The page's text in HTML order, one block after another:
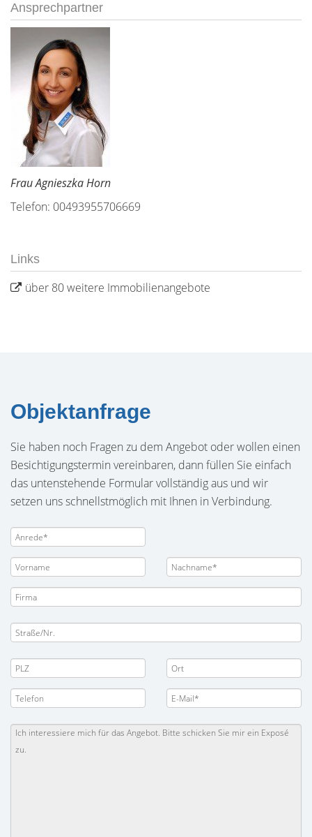
Ansprechpartner
Frau Agnieszka Horn
Telefon: 00493955706669
Links
über 80 weitere Immobilienangebote
Objektanfrage
Sie haben noch Fragen zu dem Angebot oder wollen einen
Besichtigungstermin vereinbaren, dann füllen Sie einfach
das untenstehende Formular vollständig aus und wir
setzen uns schnellstmöglich mit Ihnen in Verbindung.